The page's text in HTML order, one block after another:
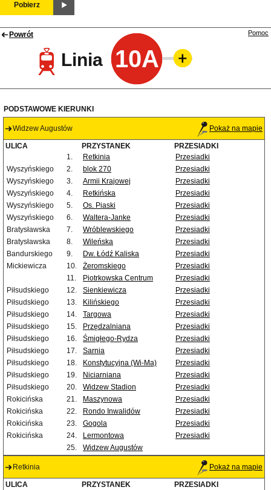
Pobierz
Powrót
Linia 10A
Pomoc
PODSTAWOWE KIERUNKI
Widzew Augustów Pokaż na mapie
ULICA PRZYSTANEK
PRZESIADKI
1.
Retkinia
Przesiadki
Wyszyńskiego
2. blok 270
Przesiadki
Wyszyńskiego
3. Armii Krajowej
Przesiadki
Wyszyńskiego
4. Retkińska
Przesiadki
Wyszyńskiego
5. Os. Piaski
Przesiadki
Wyszyńskiego
6. Waltera-Janke
Przesiadki
Bratysławska
7. Wróblewskiego
Przesiadki
Bratysławska
8. Wileńska
Przesiadki
Bandurskiego
9. Dw. Łódź Kaliska
Przesiadki
Mickiewicza
10. Żeromskiego
Przesiadki
11.
Piotrkowska Centrum
Przesiadki
Piłsudskiego
12. Sienkiewicza
Przesiadki
Piłsudskiego
13. Kilińskiego
Przesiadki
Piłsudskiego
14. Targowa
Przesiadki
Piłsudskiego
15. Przędzalniana
Przesiadki
Piłsudskiego
16. Śmigłego-Rydza
Przesiadki
Piłsudskiego
17. Sarnia
Przesiadki
Piłsudskiego
18. Konstytucyjna (Wi-Ma)
Przesiadki
Piłsudskiego
19. Niciarniana
Przesiadki
Piłsudskiego
20. Widzew Stadion
Przesiadki
Rokicińska
21. Maszynowa
Przesiadki
Rokicińska
22. Rondo Inwalidów
Przesiadki
Rokicińska
23. Gogola
Przesiadki
Rokicińska
24. Lermontowa
Przesiadki
25.
Widzew Augustów
Retkinia Pokaż na mapie
ULICA PRZYSTANEK
PRZESIADKI